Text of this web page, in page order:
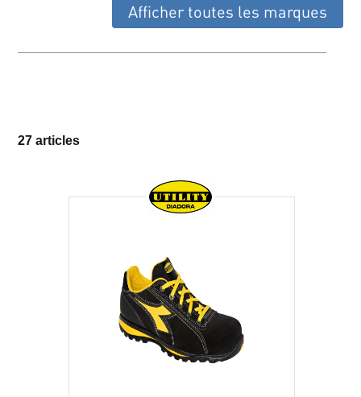
Afficher toutes les marques
27 articles